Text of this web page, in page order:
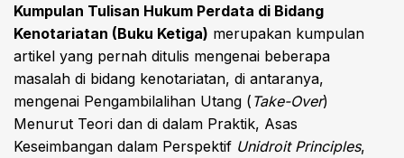
Kumpulan Tulisan Hukum Perdata di Bidang
Kenotariatan (Buku Ketiga) merupakan kumpulan
artikel yang pernah ditulis mengenai beberapa
masalah di bidang kenotariatan, di antaranya,
mengenai Pengambilalihan Utang ( Take-Over)
Menurut Teori dan di dalam Praktik, Asas
Keseimbangan dalam Perspektif Unidroit Principles,